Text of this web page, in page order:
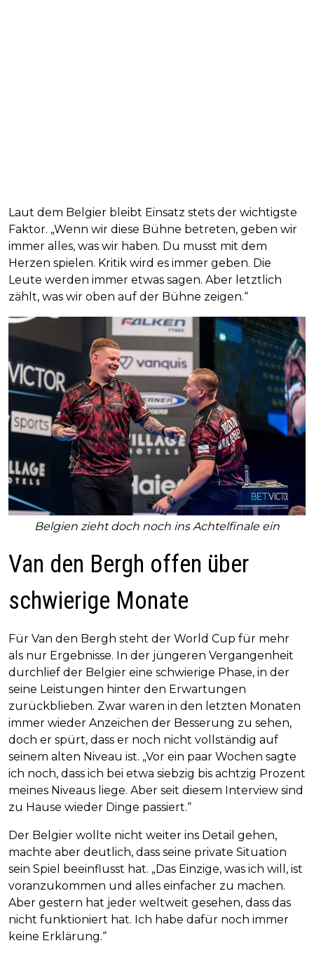
Laut dem Belgier bleibt Einsatz stets der wichtigste
Faktor. „Wenn wir diese Bühne betreten, geben wir
immer alles, was wir haben. Du musst mit dem
Herzen spielen. Kritik wird es immer geben. Die
Leute werden immer etwas sagen. Aber letztlich
zählt, was wir oben auf der Bühne zeigen.“
Belgien zieht doch noch ins Achtelfinale ein
Van den Bergh offen über
schwierige Monate
Für Van den Bergh steht der World Cup für mehr
als nur Ergebnisse. In der jüngeren Vergangenheit
durchlief der Belgier eine schwierige Phase, in der
seine Leistungen hinter den Erwartungen
zurückblieben. Zwar waren in den letzten Monaten
immer wieder Anzeichen der Besserung zu sehen,
doch er spürt, dass er noch nicht vollständig auf
seinem alten Niveau ist. „Vor ein paar Wochen sagte
ich noch, dass ich bei etwa siebzig bis achtzig Prozent
meines Niveaus liege. Aber seit diesem Interview sind
zu Hause wieder Dinge passiert.“
Der Belgier wollte nicht weiter ins Detail gehen,
machte aber deutlich, dass seine private Situation
sein Spiel beeinflusst hat. „Das Einzige, was ich will, ist
voranzukommen und alles einfacher zu machen.
Aber gestern hat jeder weltweit gesehen, dass das
nicht funktioniert hat. Ich habe dafür noch immer
keine Erklärung.“